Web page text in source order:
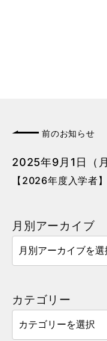
前のお知らせ
2025年9月1日（月
【2026年度入学者
月別アーカイブ
カテゴリー